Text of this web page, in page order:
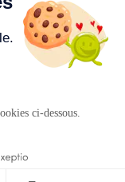
légales